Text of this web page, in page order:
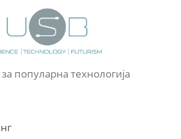
популарна технологија